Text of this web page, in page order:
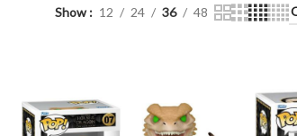
Show 12 24 36 48